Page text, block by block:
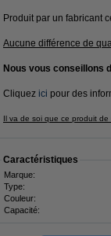
Produit par un fabricant
Aucune différence de
Nous vous conseillons
Cliquez ici pour des
Il va de soi que ce produit
Caractéristiques
Marque:
Type:
Couleur:
Capacité: